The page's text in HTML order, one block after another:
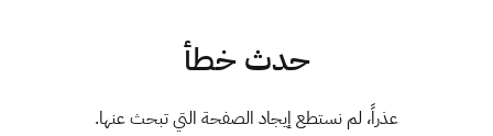
التصرفات العقارية
حدث خطأ
عذراً، لم نستطع إيجاد الصفحة التي تبحث عنها.